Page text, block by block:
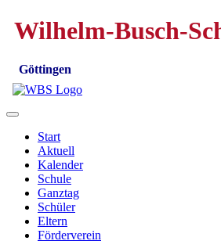
Wilhelm-Busch-
Göttingen
Start
Aktuell
Kalender
Schule
Ganztag
Schüler
Eltern
Förderverein